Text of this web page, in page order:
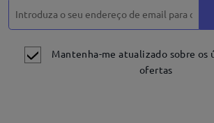
Mantenha-me atualizado sobre os
ofertas